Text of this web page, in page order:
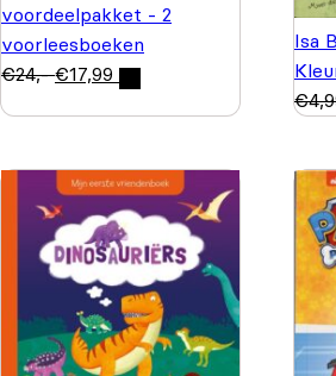
voordeelpakket - 2
voorleesboeken
€24,- €17,99
Isa
€